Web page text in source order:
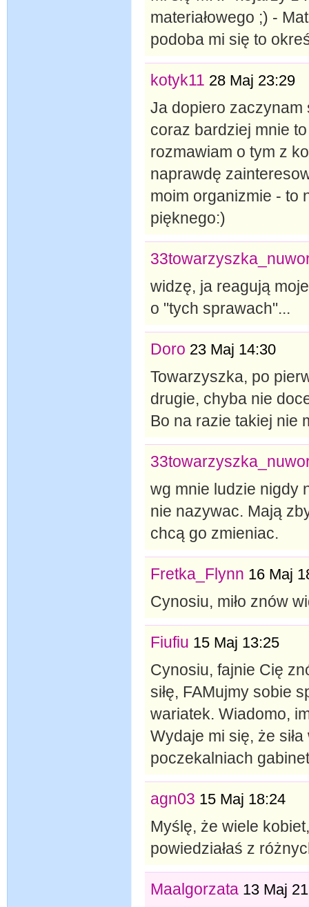
materiałowego ;) -
podoba mi się to
kotyk11 28 Maj 23:29
Ja dopiero
coraz bardziej mnie
rozmawiam o tym z
naprawdę
moim organizmie - to
pięknego:)
widzę, ja reagują
o "tych sprawach"...
Doro 23 Maj 14:30
Towarzyszka, po
drugie, chyba nie
Bo na razie takiej nie
wg mnie ludzie nigdy
nie nazywac. Mają
chcą go zmieniac.
Fretka_Flynn 16 Maj
Cynosiu, miło znów
Fiufiu 15 Maj 13:25
Cynosiu, fajnie Cię
siłę, FAMujmy sobie
wariatek. Wiadomo,
Wydaje mi się, że
poczekalniach
agn03 15 Maj 18:24
Myślę, że wiele
powiedziałaś z
Maalgorzata 13 Maj